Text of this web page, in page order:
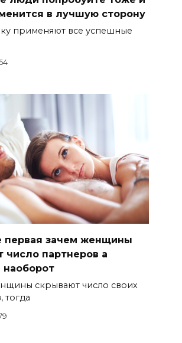
в лучшую сторону
применяют все успешные
первая зачем женщины
число партнеров а
скрывают число своих
тогда